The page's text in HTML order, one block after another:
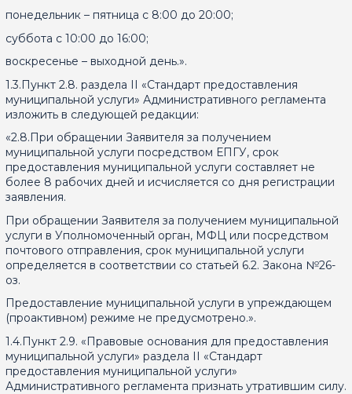
понедельник – пятница с 8:00 до 20:00;
суббота с 10:00 до 16:00;
воскресенье – выходной день.».
1.3.Пункт 2.8. раздела II «Стандарт предоставления
муниципальной услуги» Административного регламента
изложить в следующей редакции:
«2.8.При обращении Заявителя за получением
муниципальной услуги посредством ЕПГУ, срок
предоставления муниципальной услуги составляет не
более 8 рабочих дней и исчисляется со дня регистрации
заявления.
При обращении Заявителя за получением муниципальной
услуги в Уполномоченный орган, МФЦ или посредством
почтового отправления, срок муниципальной услуги
определяется в соответствии со статьей 6.2. Закона №26-
оз.
Предоставление муниципальной услуги в упреждающем
(проактивном) режиме не предусмотрено.».
1.4.Пункт 2.9. «Правовые основания для предоставления
муниципальной услуги» раздела II «Стандарт
предоставления муниципальной услуги»
Административного регламента признать утратившим силу.